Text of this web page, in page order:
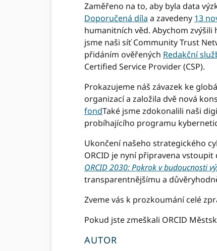
Zaměřeno na to, aby byla data
Doporučená díla a zavedeny 13
humanitních věd. Abychom
jsme naši síť Community Trust
přidáním ověřených Redakční
Certified Service Provider (CSP).
Prokazujeme náš závazek ke
organizací a založila dvě nová
fondTaké jsme zdokonalili naši
probíhajícího programu
Ukončení našeho strategického
ORCID je nyní připravena
ORCID 2030: Pokrok v budoucnosti
transparentnějšímu a
Zveme vás k prozkoumání celé
Pokud jste zmeškali ORCID
AUTOR